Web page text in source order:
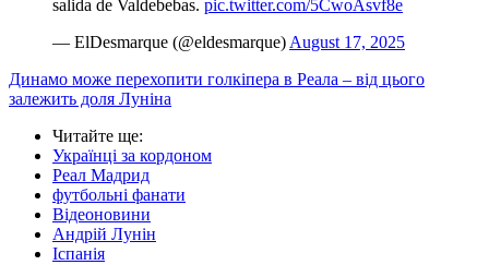
salida de Valdebebas. pic.twitter.com/5CwoAsvf8e
— ElDesmarque (@eldesmarque) August 17, 2025
Динамо може перехопити голкіпера в Реала – від цього
залежить доля Луніна
Читайте ще:
Українці за кордоном
Реал Мадрид
футбольні фанати
Відеоновини
Андрій Лунін
Іспанія